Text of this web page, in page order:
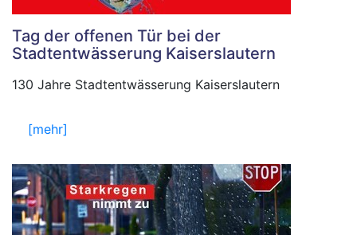
Tag der offenen Tür bei der
Stadtentwässerung Kaiserslautern
130 Jahre Stadtentwässerung Kaiserslautern
[mehr]